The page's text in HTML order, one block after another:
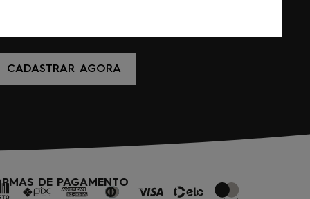
CADASTRAR AGORA
DE PAGAMENTO